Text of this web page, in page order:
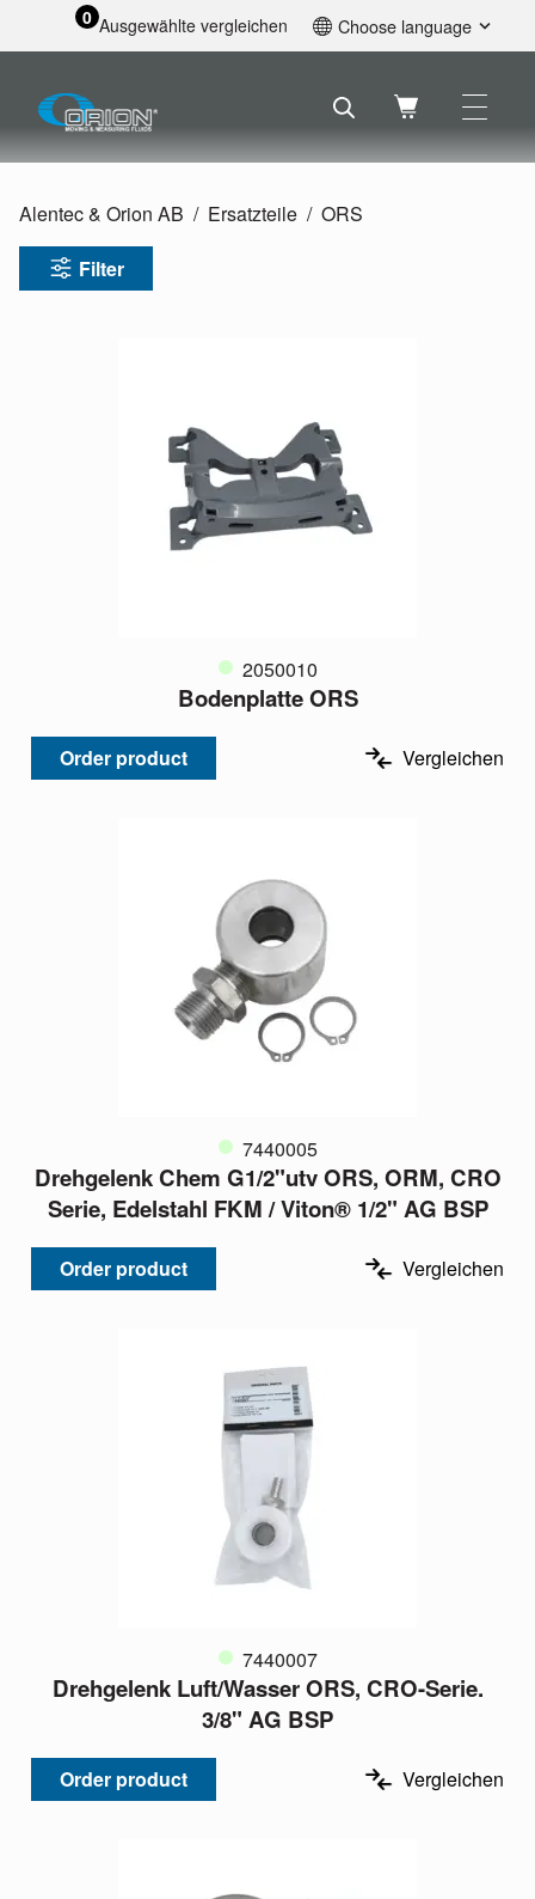
0 Ausgewählte vergleichen Choose language
Svenska
Nederlands
Deutsch
Alentec & Orion AB Ersatzteile ORS
Filter
2050010
Bodenplatte ORS
Order product Vergleichen
7440005
Drehgelenk Chem G1/2"utv ORS, ORM, CRO
Serie, Edelstahl FKM / Viton® 1/2" AG BSP
Order product Vergleichen
7440007
Drehgelenk Luft/Wasser ORS, CRO-Serie.
3/8" AG BSP
Order product Vergleichen